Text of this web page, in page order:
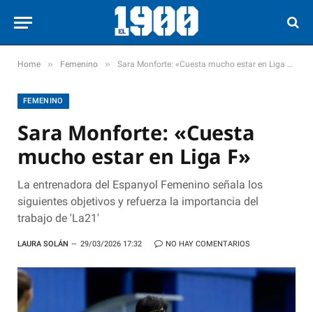
Home » Femenino » Sara Monforte: «Cuesta mucho estar en Liga F»
FEMENINO
Sara Monforte: «Cuesta
mucho estar en Liga F»
La entrenadora del Espanyol Femenino señala los
siguientes objetivos y refuerza la importancia del
trabajo de 'La21'
LAURA SOLÁN 29/03/2026 17:32 NO HAY COMENTARIOS